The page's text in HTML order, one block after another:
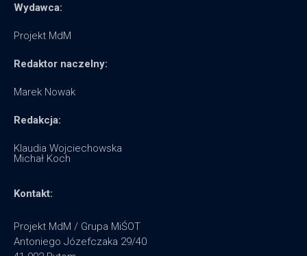
Wydawca:
Projekt MdM
Redaktor naczelny:
Marek Nowak
Redakcja:
Klaudia Wojciechowska
Michał Koch
Kontakt:
Projekt MdM / Grupa MiŚOT
Antoniego Józefczaka 29/40